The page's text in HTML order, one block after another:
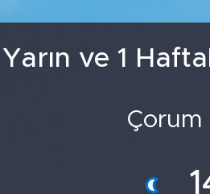
ve 1
Çorum